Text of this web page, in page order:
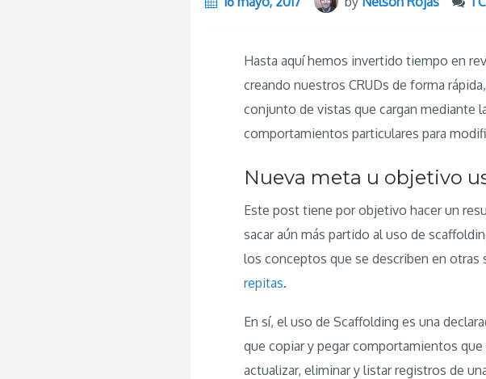
Hasta aquí hemos invertido tiempo en
creando nuestros CRUDs de forma rápida,
conjunto de vistas que cargan mediante
comportamientos particulares para
Nueva meta u objetivo
Este post tiene por objetivo hacer un
sacar aún más partido al uso de
los conceptos que se describen en otras
repitas.
En sí, el uso de Scaffolding es una
que copiar y pegar comportamientos
actualizar, eliminar y listar registros de